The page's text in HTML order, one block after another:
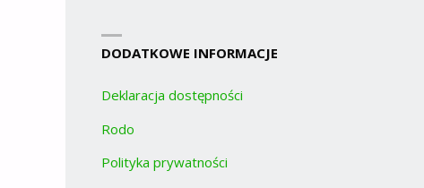
DODATKOWE INFORMACJE
Deklaracja dostępności
Rodo
Polityka prywatności